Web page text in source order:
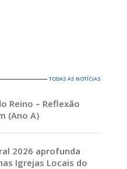
TODAS AS NOTÍCIAS
Reino – Reflexão
(Ano A)
2026 aprofunda
Igrejas Locais do